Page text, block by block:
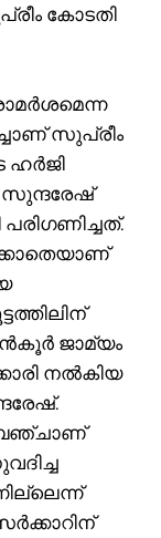
കോടതി
സുപ്രീം
ഹര്‍ജി
സുന്ദരേഷ്
ജാമ്യം
നല്‍കിയ